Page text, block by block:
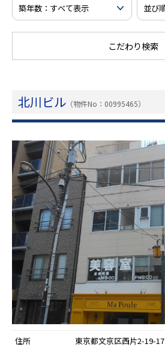
こだわり検索
北川ビル （物件No：00995465）
住所
東京都文京区西片2-19-17